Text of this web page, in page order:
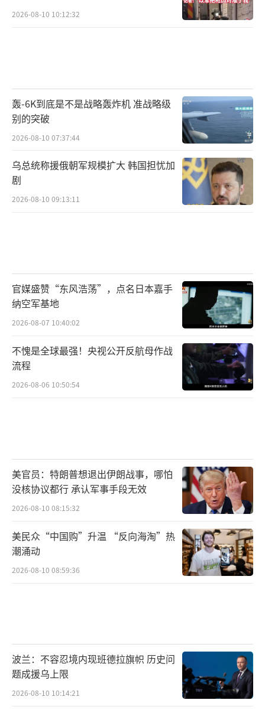
2026-08-10 10:12:32
轰-6K到底是不是战略轰炸机 准战略级
别的突破
2026-08-10 07:37:44
乌总统称援俄朝军规模扩大 韩国担忧加
剧
2026-08-10 09:13:11
官媒盛赞“东风浩荡”，点名日本嘉手
纳空军基地
2026-08-07 10:40:02
不愧是全球最强！央视公开反航母作战
流程
2026-08-06 10:50:54
美官员：特朗普想退出伊朗战事，哪怕
没核协议都行 承认军事手段无效
2026-08-10 08:15:32
美民众“中国购”升温 “反向海淘”热
潮涌动
2026-08-10 08:59:36
波兰：不容忍境内现班德拉旗帜 历史问
题成援乌上限
2026-08-10 10:14:21